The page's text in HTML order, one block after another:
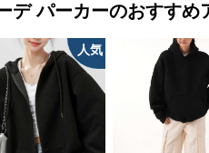
デ パーカーのおすすめ
人気